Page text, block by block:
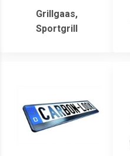
Grillgaas,
Sportgrill